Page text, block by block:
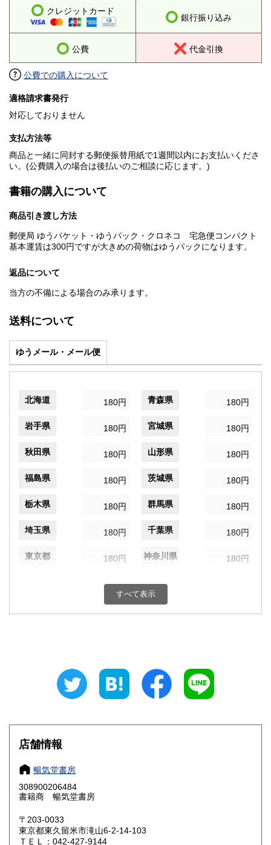
クレジットカード
銀行振り込み
公費 代金引換
公費での購入について
適格請求書発行
対応しておりません
支払方法等
商品と一緒に同封する郵便振替用紙で1週間以内にお支払いくださ
い。(公費購入の場合は後払いのご相談に応じます。)
書籍の購入について
商品引き渡し方法
郵便局 ゆうパケット・ゆうパック・クロネコ 宅急便コンパクト
基本運賃は300円ですが大きめの荷物はゆうパックになります。
返品について
当方の不備による場合のみ承ります。
送料について
ゆうメール・メール便
北海道 180円 青森県 180円
岩手県 180円 宮城県 180円
秋田県 180円 山形県 180円
福島県 180円 茨城県 180円
栃木県 180円 群馬県 180円
埼玉県 180円 千葉県 180円
東京都 180円 神奈川県 180円
180円 富山県
180円 三重県
大阪府
奈良県
鳥取県
岡山県
山口県
すべて表示
店舗情報
暢気堂書房
308900206484
書籍商 暢気堂書房
〒203-0033
東京都東久留米市滝山6-2-14-103
ＴＥＬ：042-427-9144